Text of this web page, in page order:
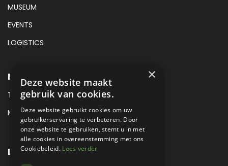
MUSEUM
EVENTS
LOGISTICS
METROPOLE SALES CONTACT
TEL:+31 (0) 88 425 94 00
MAIL:SALES@METROPOLE.NL
LOCATIE
×
Deze website maakt
gebruik van cookies.
Deze website gebruikt cookies om uw
gebruikerservaring te verbeteren. Door
onze website te gebruiken, stemt u in met
alle cookies in overeenstemming met ons
Cookiebeleid. Lees verder